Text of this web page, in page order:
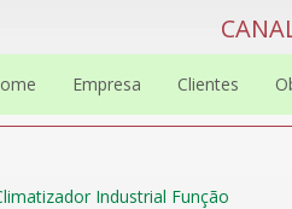
Empresa Clientes
Industrial Função